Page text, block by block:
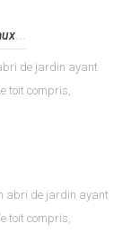
de jardin ayant
toit compris,
abri de jardin ayant
toit compris,